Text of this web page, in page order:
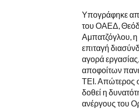
Υπογράφηκε
του ΟΑΕΔ,
Αμπατζόγλου, η
επιταγή
αγορά
αποφοίτων
ΤΕΙ. Απώτερος
δοθεί η
ανέργους του